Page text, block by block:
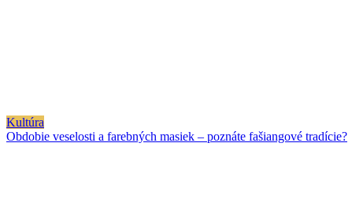
Kultúra
Obdobie veselosti a farebných masiek – poznáte fašiangové tradície?